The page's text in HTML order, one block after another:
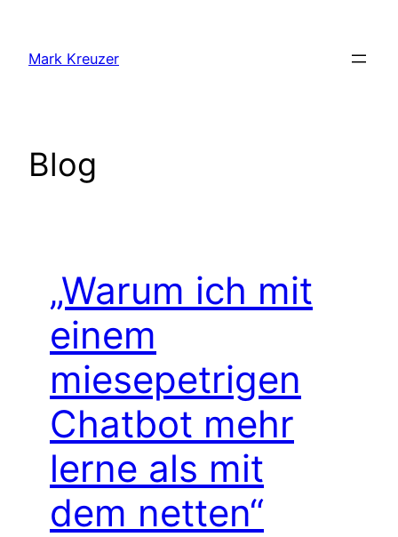
springen
Mark Kreuzer
Blog
„Warum ich mit
einem
miesepetrigen
Chatbot mehr
lerne als mit
dem netten“